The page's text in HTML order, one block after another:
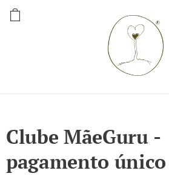
Clube MãeGuru -
pagamento único